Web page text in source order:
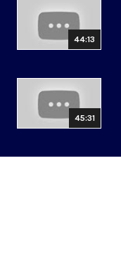
44:13
45:31